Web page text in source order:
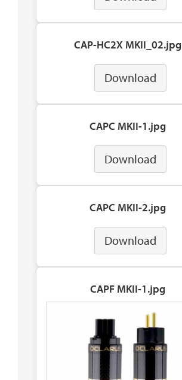
CAP-HC2X MKII_02.jpg
Download
CAPC MKII-1.jpg
Download
CAPC MKII-2.jpg
Download
CAPF MKII-1.jpg